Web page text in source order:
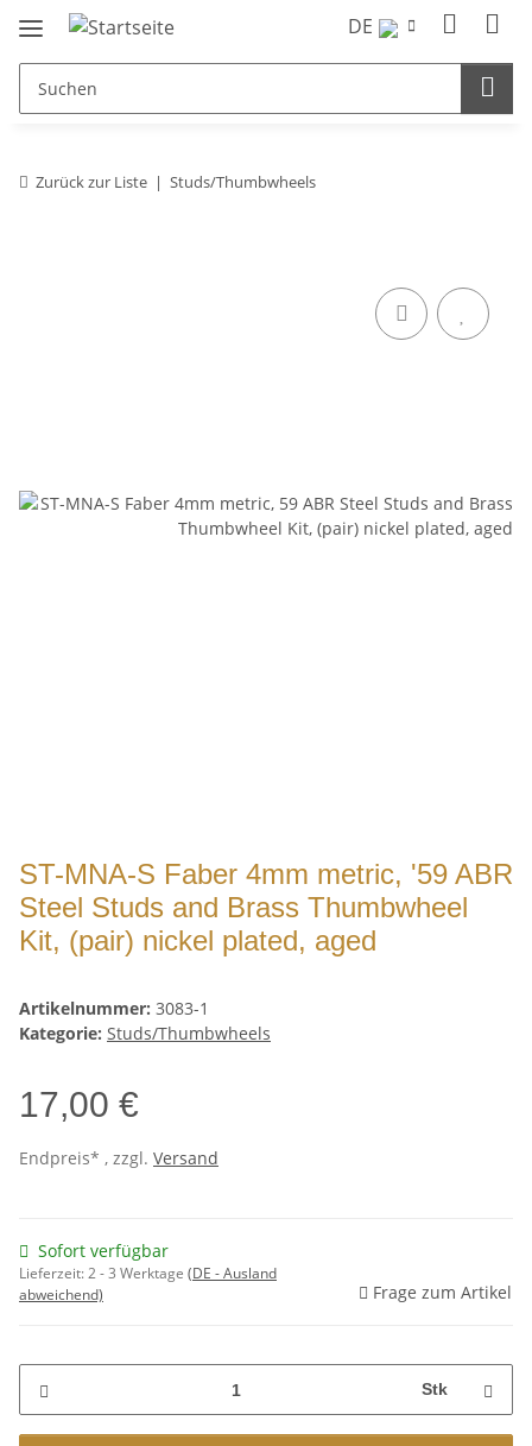
DE
Zurück zur Liste Studs/Thumbwheels
ST-MNA-S Faber 4mm metric, '59 ABR
Steel Studs and Brass Thumbwheel
Kit, (pair) nickel plated, aged
Artikelnummer: 3083-1
Kategorie: Studs/Thumbwheels
17,00 €
Endpreis* , zzgl. Versand
Sofort verfügbar
Lieferzeit:2 - 3 Werktage (DE - Ausland
abweichend)
Frage zum Artikel
Stk